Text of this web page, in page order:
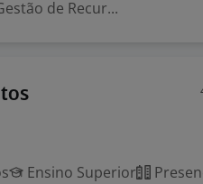
de Recur...
Ensino Superior